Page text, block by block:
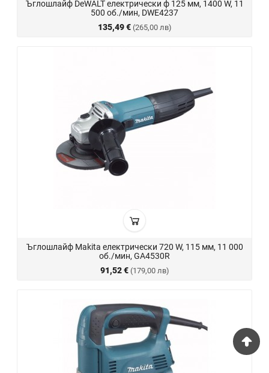
Ъглошлайф DeWALT електрически ф 125 мм, 1400 W, 11
500 об./мин, DWE4237
135,49 € (265,00 лв)
Ъглошлайф Makita електрически 720 W, 115 мм, 11 000
об./мин, GA4530R
91,52 € (179,00 лв)